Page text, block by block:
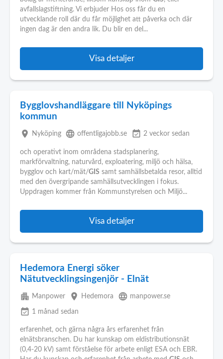
avfallslagstiftning. Vi erbjuder Hos oss får du en
utvecklande roll där du får möjlighet att påverka och där
ingen dag är den andra lik. Du blir en del...
Visa detaljer
Bygglovshandläggare till Nyköpings
kommun
place Nyköping language offentligajobb.se event_available 2 veckor sedan
och operativt inom områdena stadsplanering,
markförvaltning, naturvård, exploatering, miljö och hälsa,
bygglov och kart/mät/GIS samt samhällsbetalda resor, alltid
med den övergripande samhällsutvecklingen i fokus.
Uppdragen kommer från Kommunstyrelsen och Miljö...
Visa detaljer
Hedemora Energi söker
Nätutvecklingsingenjör - Elnät
apartment Manpower place Hedemora language manpower.se
event_available 1 månad sedan
erfarenhet, och gärna några års erfarenhet från
elnätsbranschen. Du har kunskap om eldistributionsnät
(0,4-20 kV) samt förståelse för arbete enligt ESA och EBR.